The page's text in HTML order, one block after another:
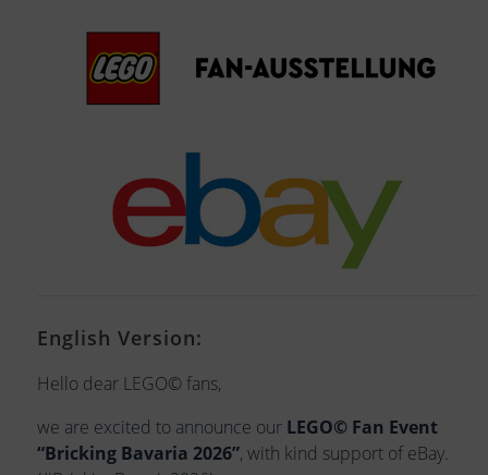
English Version:
Hello dear LEGO© fans,
we are excited to announce our LEGO© Fan Event
“Bricking Bavaria 2026”, with kind support of eBay.